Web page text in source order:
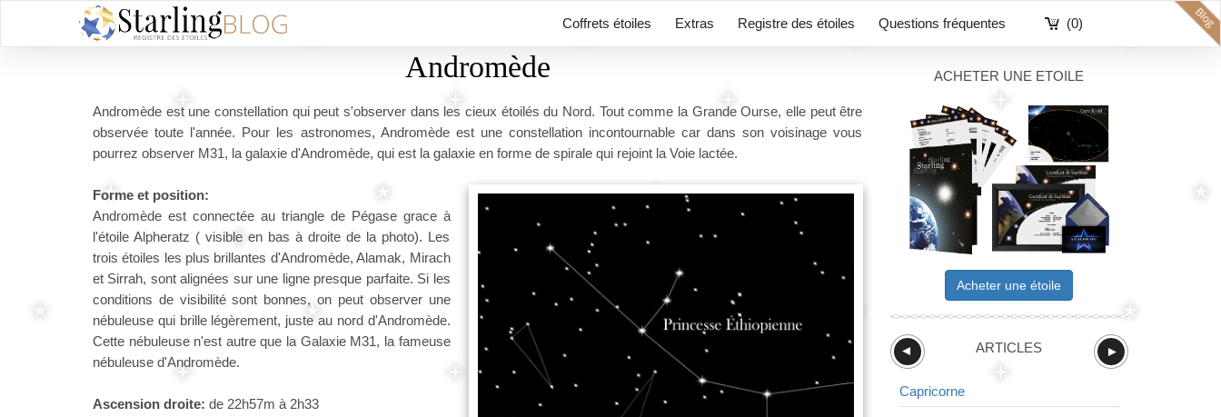
(0)
Coffrets étoiles Extras Registre des étoiles Questions fréquentes
Andromède
Andromède est une constellation qui peut s'observer dans les cieux étoilés du Nord. Tout comme la Grande Ourse, elle peut être
observée toute l'année. Pour les astronomes, Andromède est une constellation incontournable car dans son voisinage vous
pourrez observer M31, la galaxie d'Andromède, qui est la galaxie en forme de spirale qui rejoint la Voie lactée.
Forme et position:
Andromède est connectée au triangle de Pégase grace à
l'étoile Alpheratz ( visible en bas à droite de la photo). Les
trois étoiles les plus brillantes d'Andromède, Alamak, Mirach
et Sirrah, sont alignées sur une ligne presque parfaite. Si les
conditions de visibilité sont bonnes, on peut observer une
nébuleuse qui brille légèrement, juste au nord d'Andromède.
Cette nébuleuse n'est autre que la Galaxie M31, la fameuse
nébuleuse d'Andromède.
Ascension droite: de 22h57m à 2h33
ACHETER UNE ETOILE
Acheter une étoile
ARTICLES ►
►
Capricorne